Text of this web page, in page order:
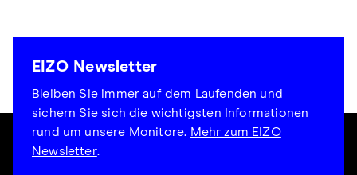
EIZO Newsletter
Bleiben Sie immer auf dem Laufenden und
sichern Sie sich die wichtigsten Informationen
rund um unsere Monitore. Mehr zum EIZO
Newsletter.